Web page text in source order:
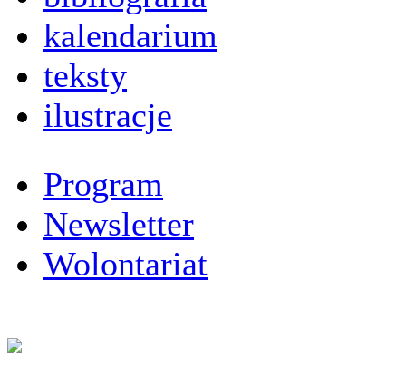
kalendarium
teksty
ilustracje
Program
Newsletter
Wolontariat